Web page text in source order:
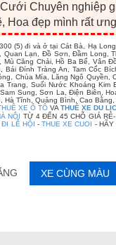
Chuyên nghiệp
Hoa đẹp mình rất
(5) đi và ở tại Cát Bà, Hạ
Quan Lạn, Đồ Sơn, Đầm Long,
Mù Căng Chải, Hồ Ba Bể, Vân
Bái Đính Tràng An, Tam Cốc
Chùa Mía, Lăng Ngô Quyền,
Trang, Suối Nước Khoáng Kim
Sung, Sơn La, Điện Biên,
Hà Tĩnh, Quảng Bình, Cao
XE Ô TÔVA THUÊ XE DU
NỘI TỪ 4 ĐẾN 45 CHỖ GIÁ
ĐI LỄ HỘI -THUE XE CUOI - HÃY
XE CÙNG MÀU